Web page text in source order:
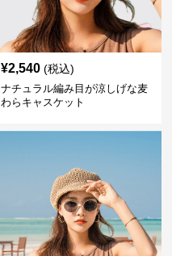
¥2,540 (税込)
ナチュラル編み目が涼しげな麦
わらキャスケット